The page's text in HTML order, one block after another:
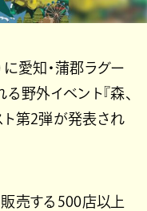
に愛知・蒲郡ラグー
野外イベント『森、
ト第2弾が発表され
売する500店以上